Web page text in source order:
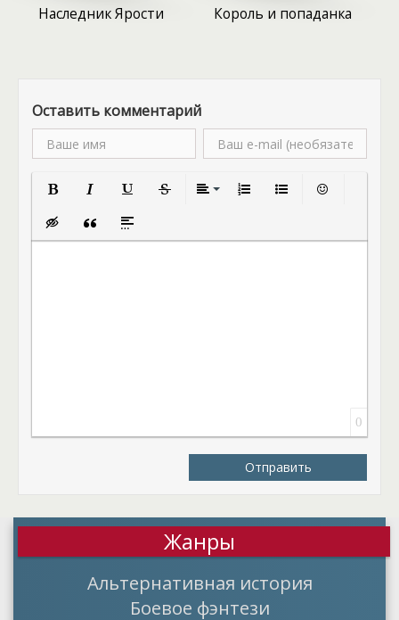
симпатичен! По крайней мере, внешне! Такого
оказались посреди пестрого зала с накрытыми
столами в честь свадьбы. А затем произошло то,
что просто шокировало попаданку… Одной ночью
её почивший муж пришёл нечистой силой к
героине. Он всё также намерен оставить после
себя наследника, а овдовевшая девушка не знает,
что с этим делать! Подробности в книге!
Наследник Ярости Король и попаданка
Оставить комментарий
Полужирный Подчеркнутый
Вставка скрытого текста
Вставка цитаты
Вставка спойлера
0
Отправить
Жанры
Альтернативная история
Боевое фэнтези